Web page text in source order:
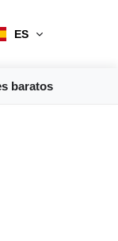
ES
baratos